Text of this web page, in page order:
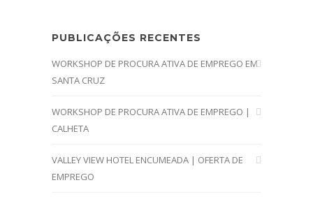
PUBLICAÇÕES RECENTES
WORKSHOP DE PROCURA ATIVA DE EMPREGO EM
SANTA CRUZ
WORKSHOP DE PROCURA ATIVA DE EMPREGO |
CALHETA
VALLEY VIEW HOTEL ENCUMEADA | OFERTA DE
EMPREGO